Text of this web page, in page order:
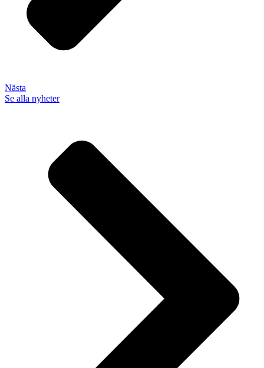
Nästa
Se alla nyheter